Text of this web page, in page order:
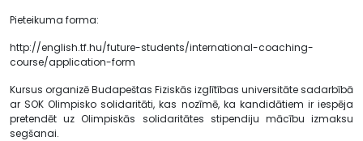
Pieteikuma forma:
http://english.tf.hu/future-students/international-coaching-
course/application-form
Kursus organizē Budapeštas Fiziskās izglītības universitāte sadarbībā
ar SOK Olimpisko solidaritāti, kas nozīmē, ka kandidātiem ir iespēja
pretendēt uz Olimpiskās solidaritātes stipendiju mācību izmaksu
segšanai.